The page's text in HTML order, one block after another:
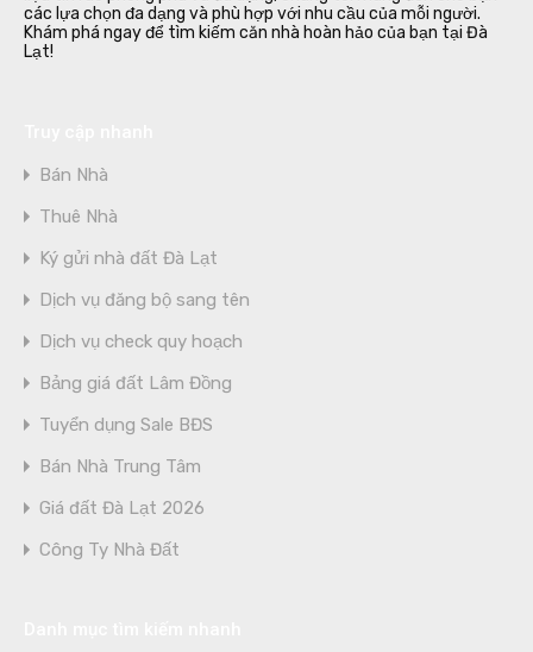
các lựa chọn đa dạng và phù hợp với nhu cầu của mỗi người.
Khám phá ngay để tìm kiếm căn nhà hoàn hảo của bạn tại Đà
Lạt!
Bán Nhà
Thuê Nhà
Ký gửi nhà đất Đà Lạt
Dịch vụ đăng bộ sang tên
Dịch vụ check quy hoạch
Bảng giá đất Lâm Đồng
Tuyển dụng Sale BĐS
Bán Nhà Trung Tâm
Giá đất Đà Lạt 2026
Công Ty Nhà Đất